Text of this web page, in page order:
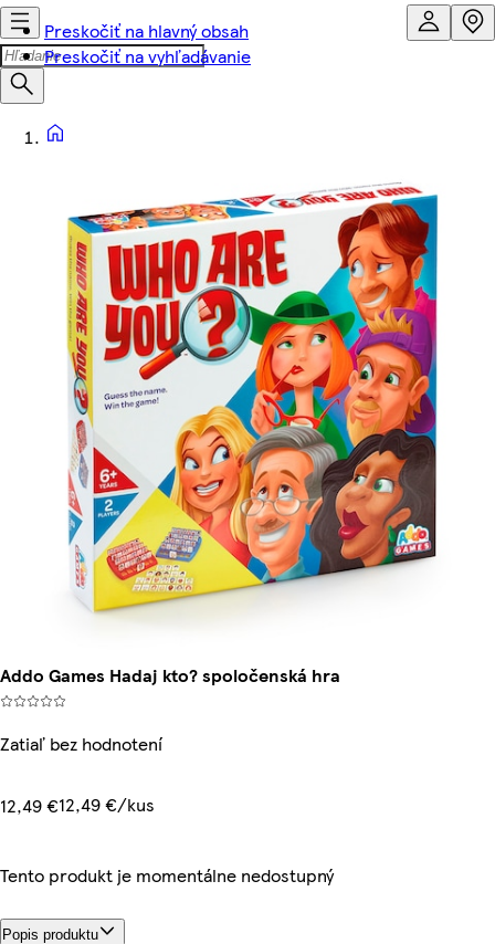
Preskočiť na hlavný obsah
Preskočiť na vyhľadávanie
Addo Games Hadaj kto? spoločenská hra
Zatiaľ bez hodnotení
12,49 €12,49 €/kus
Tento produkt je momentálne nedostupný
Popis produktu